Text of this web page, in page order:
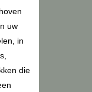
uw
in
die